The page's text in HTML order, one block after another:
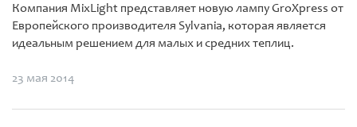
Компания MixLight представляет новую лампу GroXpress от
Европейского производителя Sylvania, которая является
идеальным решением для малых и средних теплиц.
23 мая 2014